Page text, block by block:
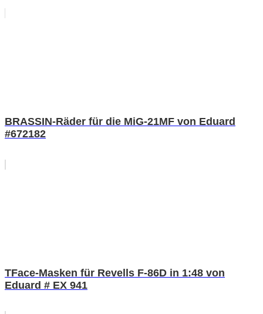
BRASSIN-Räder für die MiG-21MF von Eduard
#672182
TFace-Masken für Revells F-86D in 1:48 von
Eduard # EX 941